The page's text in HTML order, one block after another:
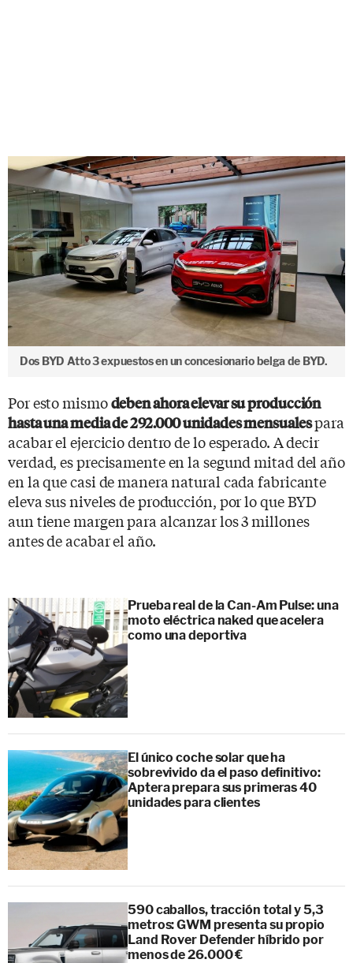
Dos BYD Atto 3 expuestos en un concesionario belga de BYD.
Por esto mismodeben ahora elevar su producción
hasta una media de 292.000 unidades mensualespara
acabar el ejercicio dentro de lo esperado. A decir
verdad, es precisamente en la segund mitad del año
en la que casi de manera natural cada fabricante
eleva sus niveles de producción, por lo que BYD
aun tiene margen para alcanzar los 3 millones
antes de acabar el año.
Prueba real de la Can-Am Pulse: una
moto eléctrica naked que acelera
como una deportiva
El único coche solar que ha
sobrevivido da el paso definitivo:
Aptera prepara sus primeras 40
unidades para clientes
590 caballos, tracción total y 5,3
metros: GWM presenta su propio
Land Rover Defender híbrido por
menos de 26.000 €